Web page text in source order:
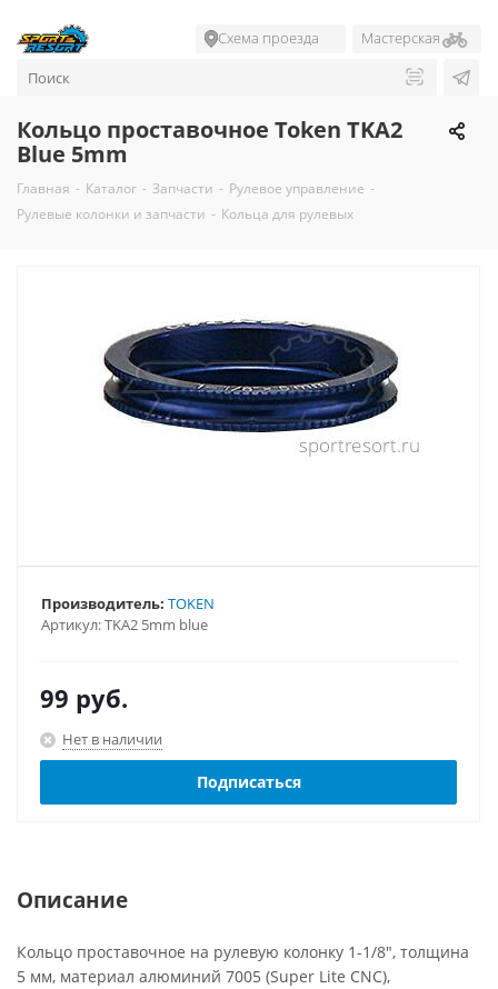
Схема проезда Мастерская
Кольцо проставочное Token TKA2
Blue 5mm
Главная - Каталог - Запчасти - Рулевое управление -
Рулевые колонки и запчасти - Кольца для рулевых
Артикул:TKA2 5mm blue
Производитель: TOKEN
99 руб.
Нет в наличии
Подписаться
Описание
Кольцо проставочное на рулевую колонку 1-1/8", толщина
5 мм, материал алюминий 7005 (Super Lite CNC),